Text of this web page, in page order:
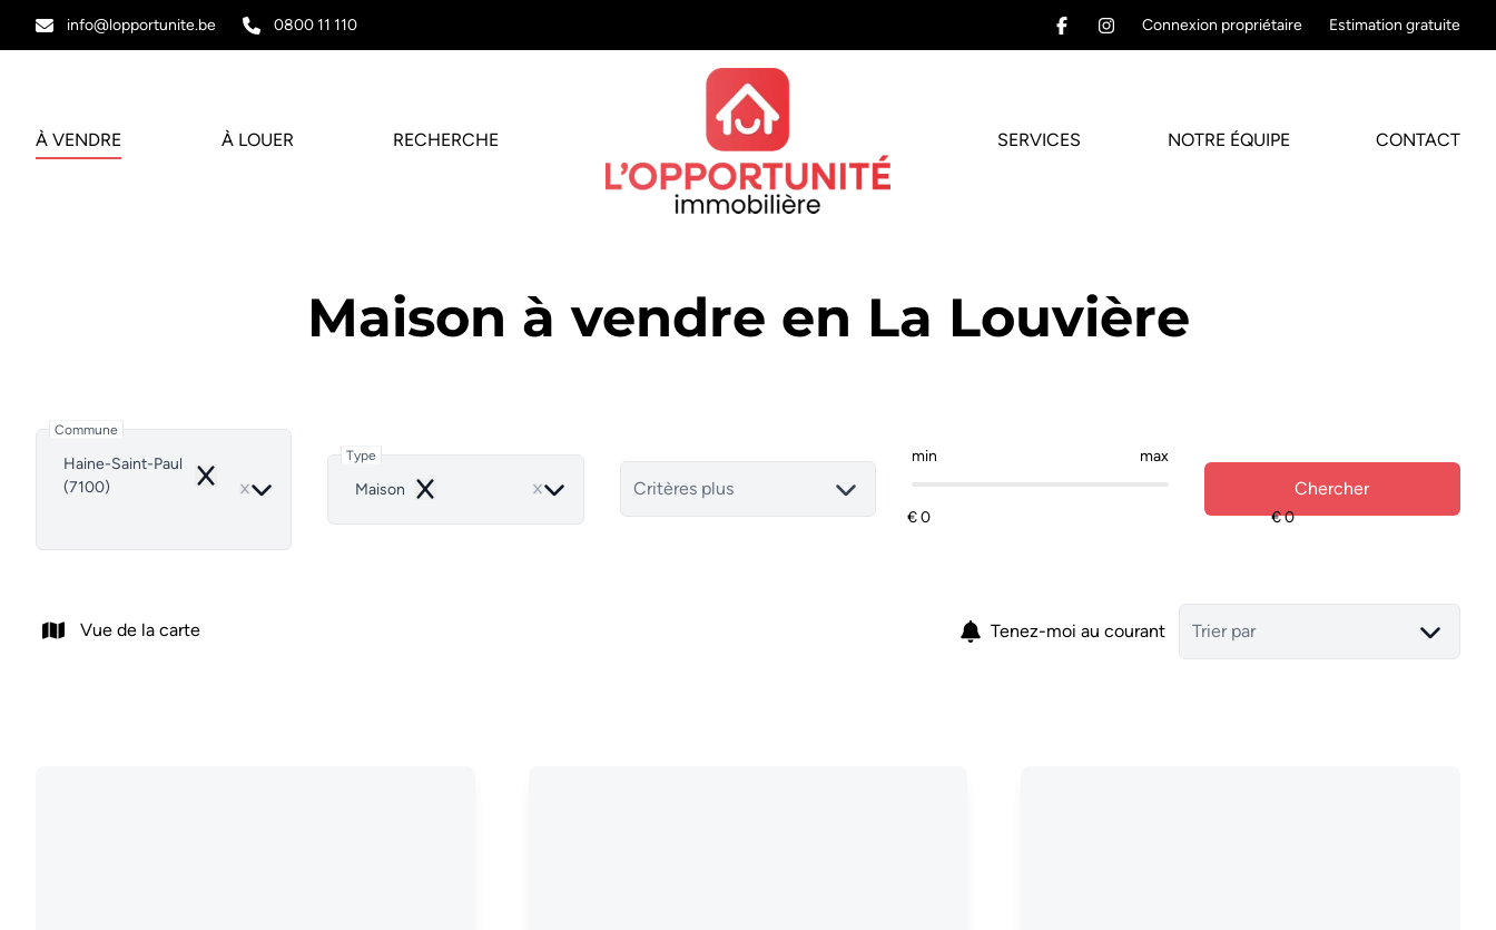
info@lopportunite.be 0800 11 110 Connexion propriétaire Estimation gratuite
À VENDRE À LOUER RECHERCHE SERVICES NOTRE ÉQUIPE CONTACT
Maison à vendre en La Louvière
Commune
Haine-Saint-Paul
(7100)
Remove
Type
Maison
Remove Critères plus
min max
Chercher
Vue de la carte Tenez-moi au courant Trier par